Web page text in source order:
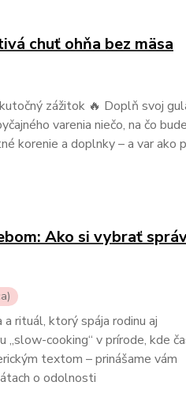
chuť ohňa bez mäsa
zážitok 🔥 Doplň svoj
varenia niečo, na čo
korenie a doplnky – a var ako
Ako si vybrať
rituál, ktorý spája rodinu aj
cooking“ v prírode, kde
textom – prinášame vám
o odolnosti